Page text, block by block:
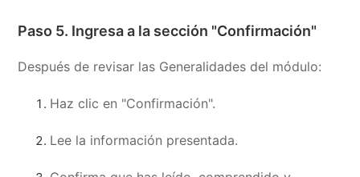
Paso 5. Ingresa a la sección "Confirmación"
Después de revisar las Generalidades del módulo:
Haz clic en "Confirmación".
Lee la información presentada.